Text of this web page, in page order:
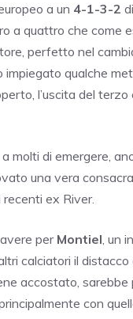
a un 4-1-3-2
a quattro che come
perfetto nel
qualche
l’uscita del
molti di emergere,
una vera
ex River.
avere per Montiel, un
calciatori il distacco
accostato,
con